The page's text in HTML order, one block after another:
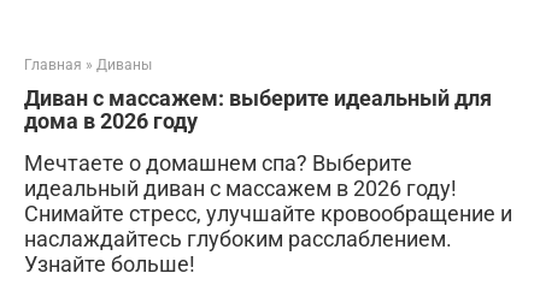
Главная » Диваны
Диван с массажем: выберите идеальный для
дома в 2026 году
Мечтаете о домашнем спа? Выберите
идеальный диван с массажем в 2026 году!
Снимайте стресс, улучшайте кровообращение и
наслаждайтесь глубоким расслаблением.
Узнайте больше!